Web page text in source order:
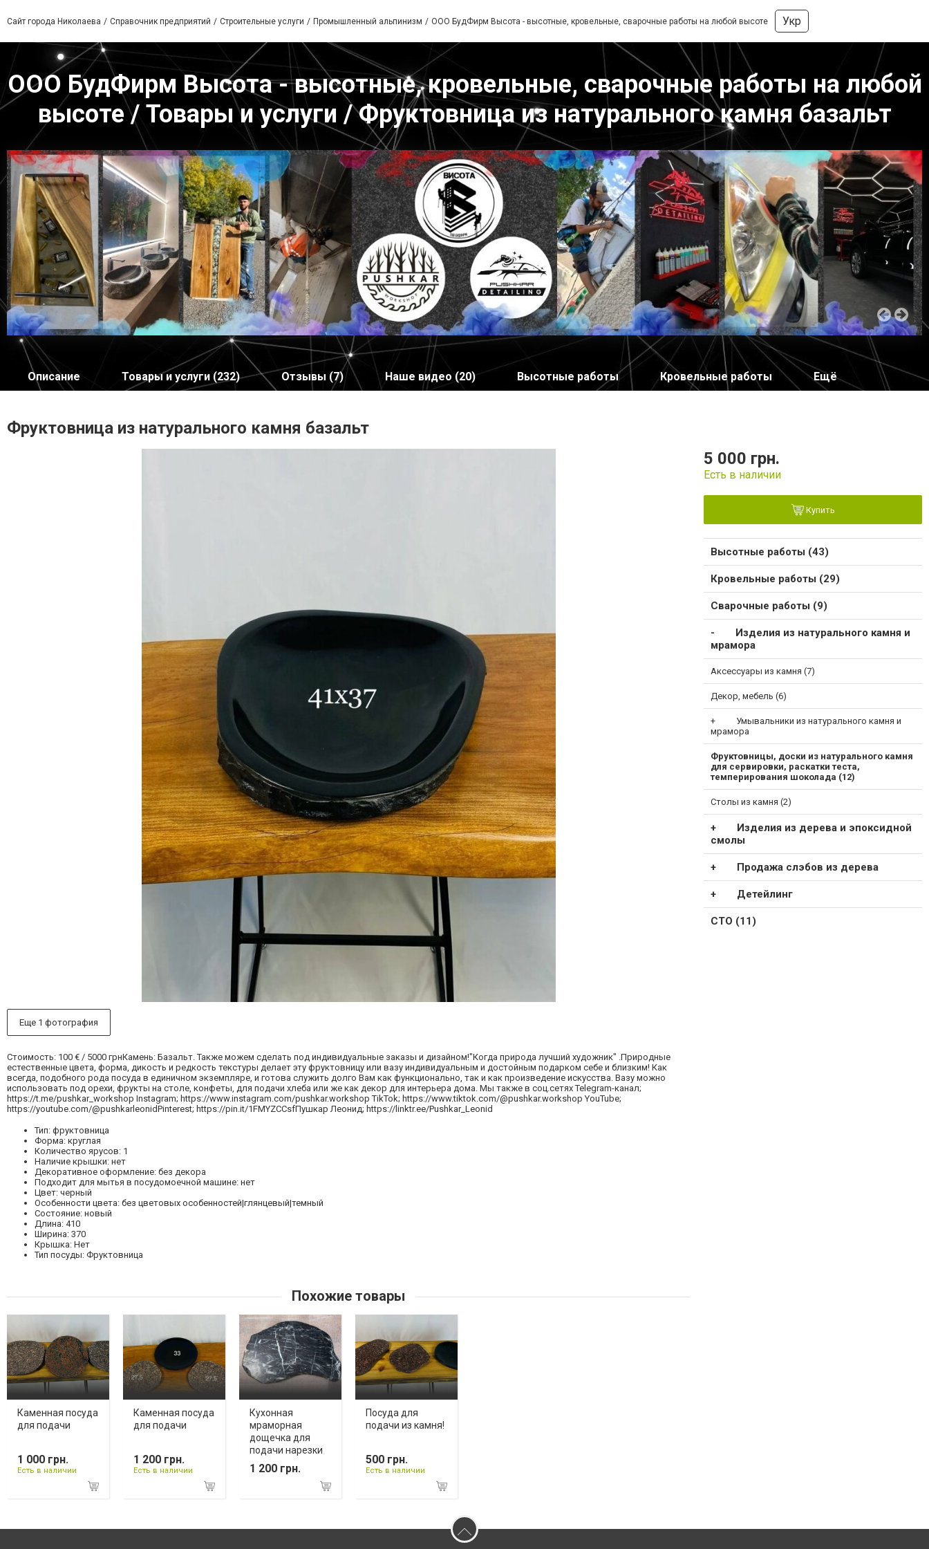
Сайт города Николаева Справочник предприятий Строительные услуги Промышленный альпинизм ООО БудФирм Высота - высотные, кровельные, сварочные работы на любой высоте Укр
ООО БудФирм Высота - высотные, кровельные, сварочные работы на любой
высоте / Товары и услуги / Фруктовница из натурального камня базальт
Описание Товары и услуги (232) Отзывы (7) Наше видео (20) Высотные работы Кровельные работы Ещё
Фруктовница из натурального камня базальт
Еще 1 фотография
Стоимость: 100 € / 5000 грнКамень: Базальт. Также можем сделать под индивидуальные заказы и дизайном!"Когда природа лучший художник" .Природные
естественные цвета, форма, дикость и редкость текстуры делает эту фруктовницу или вазу индивидуальным и достойным подарком себе и близким! Как
всегда, подобного рода посуда в единичном экземпляре, и готова служить долго Вам как функционально, так и как произведение искусства. Вазу можно
использовать под орехи, фрукты на столе, конфеты, для подачи хлеба или же как декор для интерьера дома. Мы также в соц.сетях Telegram-канал;
https://t.me/pushkar_workshop Instagram; https://www.instagram.com/pushkar.workshop TikTok; https://www.tiktok.com/@pushkar.workshop YouTube;
https://youtube.com/@pushkarleonidPinterest; https://pin.it/1FMYZCCsfПушкар Леонид; https://linktr.ee/Pushkar_Leonid
Тип: фруктовница
Форма: круглая
Количество ярусов: 1
Наличие крышки: нет
Декоративное оформление: без декора
Подходит для мытья в посудомоечной машине: нет
Цвет: черный
Особенности цвета: без цветовых особенностей|глянцевый|темный
Состояние: новый
Длина: 410
Ширина: 370
Крышка: Нет
Тип посуды: Фруктовница
5 000 грн.
Есть в наличии
Купить
Высотные работы (43)
Кровельные работы (29)
Сварочные работы (9)
Изделия из натурального камня и
мрамора
Аксессуары из камня (7)
Декор, мебель (6)
Умывальники из натурального камня и
мрамора
Фруктовницы, доски из натурального камня
для сервировки, раскатки теста,
темперирования шоколада (12)
Столы из камня (2)
Изделия из дерева и эпоксидной
смолы
Продажа слэбов из дерева
Детейлинг
СТО (11)
Похожие товары
Каменная посуда
для подачи
1 000 грн.
Есть в наличии
Каменная посуда
для подачи
1 200 грн.
Есть в наличии
Кухонная
мраморная
дощечка для
подачи нарезки
1 200 грн.
Посуда для
подачи из камня!
500 грн.
Есть в наличии